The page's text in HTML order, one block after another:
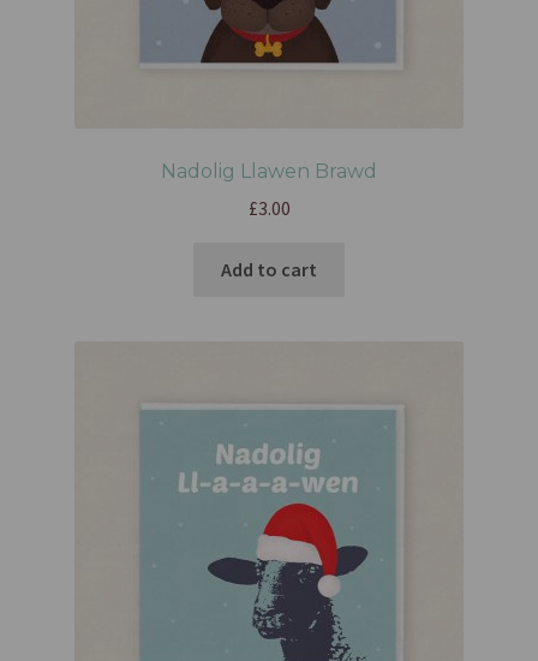
Nadolig Llawen Brawd
£3.00
Add to cart